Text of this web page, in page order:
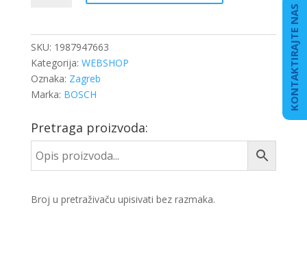
SKU: 1987947663
Kategorija: WEBSHOP
Oznaka: Zagreb
Marka: BOSCH
Pretraga proizvoda:
Broj u pretraživaču upisivati bez razmaka.
KONTAKTIRAJTE NAS